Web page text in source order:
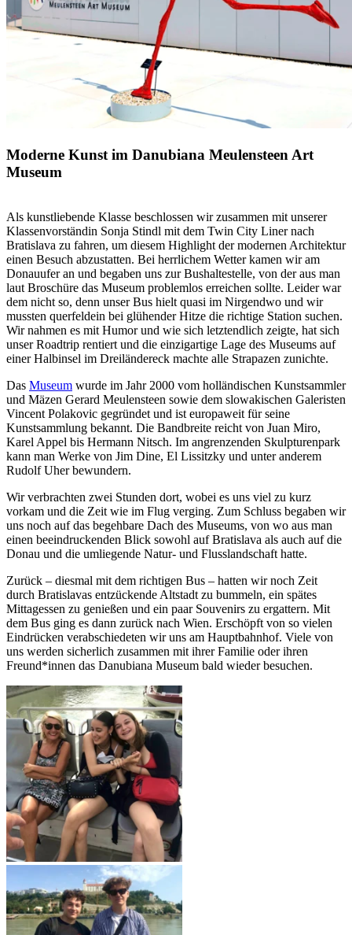
Moderne Kunst im Danubiana Meulensteen Art
Museum
Als kunstliebende Klasse beschlossen wir zusammen mit unserer
Klassenvorständin Sonja Stindl mit dem Twin City Liner nach
Bratislava zu fahren, um diesem Highlight der modernen Architektur
einen Besuch abzustatten. Bei herrlichem Wetter kamen wir am
Donauufer an und begaben uns zur Bushaltestelle, von der aus man
laut Broschüre das Museum problemlos erreichen sollte. Leider war
dem nicht so, denn unser Bus hielt quasi im Nirgendwo und wir
mussten querfeldein bei glühender Hitze die richtige Station suchen.
Wir nahmen es mit Humor und wie sich letztendlich zeigte, hat sich
unser Roadtrip rentiert und die einzigartige Lage des Museums auf
einer Halbinsel im Dreiländereck machte alle Strapazen zunichte.
Das Museum wurde im Jahr 2000 vom holländischen Kunstsammler
und Mäzen Gerard Meulensteen sowie dem slowakischen Galeristen
Vincent Polakovic gegründet und ist europaweit für seine
Kunstsammlung bekannt. Die Bandbreite reicht von Juan Miro,
Karel Appel bis Hermann Nitsch. Im angrenzenden Skulpturenpark
kann man Werke von Jim Dine, El Lissitzky und unter anderem
Rudolf Uher bewundern.
Wir verbrachten zwei Stunden dort, wobei es uns viel zu kurz
vorkam und die Zeit wie im Flug verging. Zum Schluss begaben wir
uns noch auf das begehbare Dach des Museums, von wo aus man
einen beeindruckenden Blick sowohl auf Bratislava als auch auf die
Donau und die umliegende Natur- und Flusslandschaft hatte.
Zurück – diesmal mit dem richtigen Bus – hatten wir noch Zeit
durch Bratislavas entzückende Altstadt zu bummeln, ein spätes
Mittagessen zu genießen und ein paar Souvenirs zu ergattern. Mit
dem Bus ging es dann zurück nach Wien. Erschöpft von so vielen
Eindrücken verabschiedeten wir uns am Hauptbahnhof. Viele von
uns werden sicherlich zusammen mit ihrer Familie oder ihren
Freund*innen das Danubiana Museum bald wieder besuchen.